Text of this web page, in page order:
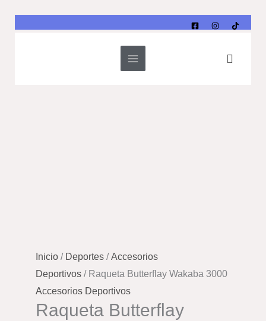
Buscar
Inicio / Deportes /Accesorios
Deportivos / Raqueta Butterflay Wakaba 3000
Accesorios Deportivos
Raqueta Butterflay